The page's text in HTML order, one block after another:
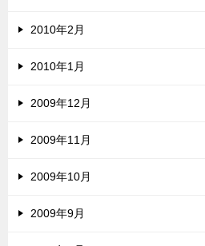
2010年2月
2010年1月
2009年12月
2009年11月
2009年10月
2009年9月